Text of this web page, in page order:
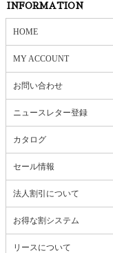
INFORMATION
HOME
MY ACCOUNT
お問い合わせ
ニュースレター登録
カタログ
セール情報
法人割引について
お得な割システム
リースについて